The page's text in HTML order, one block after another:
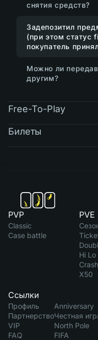
снятия средств?
Задепозитил
(при этом статус
покупатель
Можно ли
другим?
Free-To-Play
Билеты
PVP
Classic
Case battle
PVE
Hi Lo
Crash
X50
Ссылки
Профиль
Партнерство
VIP
FAQ
Anniversary
Честная
North Pole
FIFA